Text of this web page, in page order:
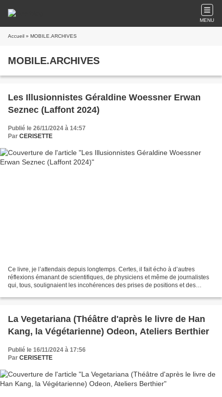
MENU
Accueil » MOBILE.ARCHIVES
MOBILE.ARCHIVES
Les Illusionnistes Géraldine Woessner Erwan
Seznec (Laffont 2024)
Publié le 26/11/2024 à 14:57
Par CERISETTE
Ce livre, je l’attendais depuis longtemps. Certes, il fait écho à d’autres
réflexions émanant de scientifiques, de physiciens et même de journalistes
qui, tous, soulignaient les incohérences des prises de positions et des
La Vegetariana (Théâtre d'après le livre de Han
Kang, la Végétarienne) Odeon, Ateliers Berthier
Publié le 16/11/2024 à 17:56
Par CERISETTE